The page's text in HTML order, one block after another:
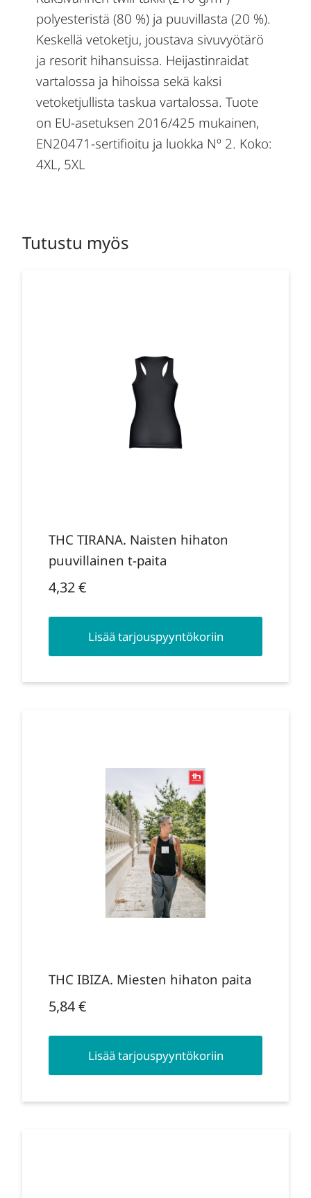
polyesteristä (80 %) ja puuvillasta (20 %).
Keskellä vetoketju, joustava sivuvyötärö
ja resorit hihansuissa. Heijastinraidat
vartalossa ja hihoissa sekä kaksi
vetoketjullista taskua vartalossa. Tuote
on EU-asetuksen 2016/425 mukainen,
EN20471-sertifioitu ja luokka Nº 2. Koko:
4XL, 5XL
Tutustu myös
THC TIRANA. Naisten hihaton
puuvillainen t-paita
4,32€
Lisää tarjouspyyntökoriin
THC IBIZA. Miesten hihaton paita
5,84€
Lisää tarjouspyyntökoriin